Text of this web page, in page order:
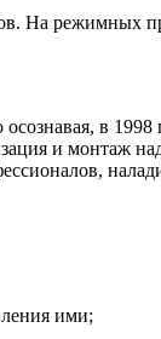
На режимных
в
и монтаж
ими;